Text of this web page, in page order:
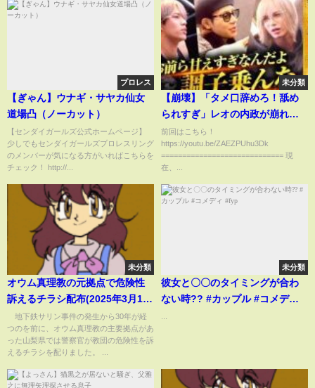
プロレス
【ぎゃん】ウナギ・サヤカ仙女
道場凸（ノーカット）
【センダイガールズ公式ホームページ】
少しでもセンダイガールズプロレスリング
のメンバーが気になる方がいればこちらを
チェック！ http://...
未分類
【崩壊】「タメ口辞めろ！舐め
られすぎ」レオの内政が崩れ始
める…
前回はこちら！
https://youtu.be/ZAEZPUhu3Dk
============================= 現
在、...
未分類
オウム真理教の元拠点で危険性
訴えるチラシ配布(2025年3月19
日)
地下鉄サリン事件の発生から30年が経
つのを前に、オウム真理教の主要拠点があ
った山梨県では警察官が教団の危険性を訴
えるチラシを配りました。 ...
未分類
彼女と〇〇のタイミングが合わ
ない時?? #カップル #コメディ